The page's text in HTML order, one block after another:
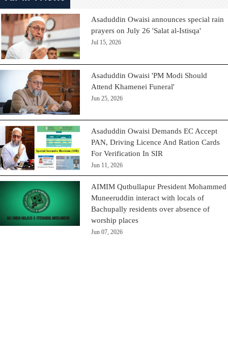
Asaduddin Owaisi announces special rain
prayers on July 26 'Salat al-Istisqa'
Jul 15, 2026
Asaduddin Owaisi 'PM Modi Should
Attend Khamenei Funeral'
Jun 25, 2026
Asaduddin Owaisi Demands EC Accept
PAN, Driving Licence And Ration Cards
For Verification In SIR
Jun 11, 2026
AIMIM Qutbullapur President Mohammed
Muneeruddin interact with locals of
Bachupally residents over absence of
worship places
Jun 07, 2026